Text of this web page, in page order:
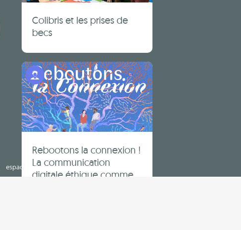
Colibris et les prises de
becs
Programme Jeunes
Rebootons la connexion !
La communication
digitale éthique comme
RECEVOIR NOS ACTUALITÉS
AGENDA
OFFRES D’ACTIVITÉ ET STAGES
espace cotisants mentions légales & crédits